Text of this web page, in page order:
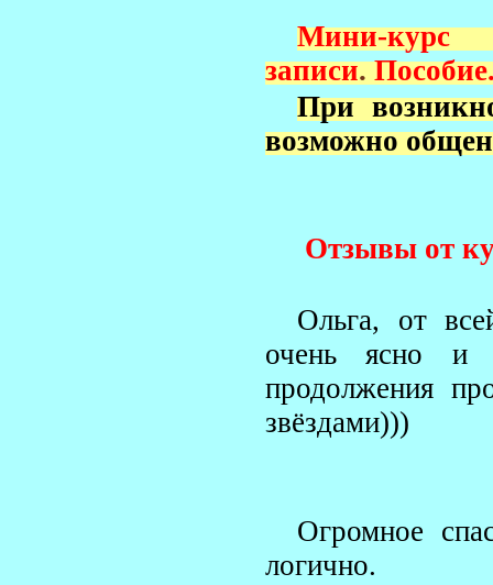
Мини-
записи.
При
возможно
Отзывы от
Ольга, от
очень ясно
продолжения
звёздами)))
Огромное
логично.